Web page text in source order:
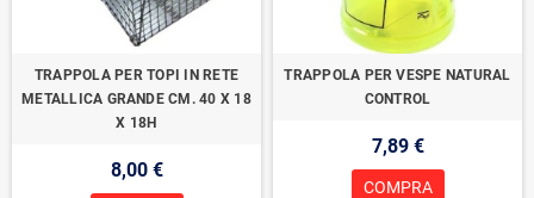
TRAPPOLA PER TOPI IN RETE
METALLICA GRANDE CM. 40 X 18
X 18H
8,00 €
TRAPPOLA PER VESPE NATURAL
CONTROL
7,89 €
COMPRA